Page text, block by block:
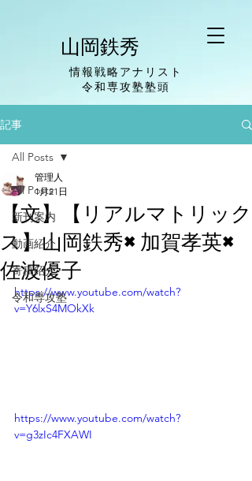
山岡鉄秀
情報戦略アナリスト
​令和専攻塾塾頭
記事
All Posts
新刊案内
動画紹介
寄稿紹介
令和専攻塾
All Posts
【文】【リアルマトリック
ス】山岡鉄秀×加賀孝英×
佐波優子
管理人
1月21日
https://www.youtube.com/watch?
v=Y6lxS4MOkXk
https://www.youtube.com/watch?
v=g3zIc4FXAWI